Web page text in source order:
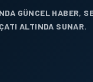
GÜNCEL HABER,
ALTINDA SUNAR.